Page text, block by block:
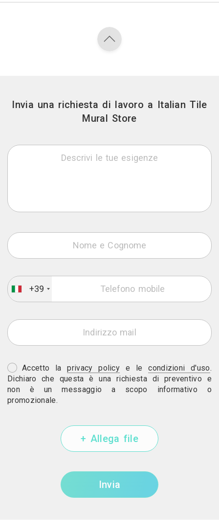
Invia una richiesta di lavoro a Italian Tile
Mural Store
+39
Accetto laprivacy policy e lecondizioni d'uso.
Dichiaro che questa è una richiesta di preventivo e
non è un messaggio a scopo informativo o
promozionale.
+ Allega file
Invia